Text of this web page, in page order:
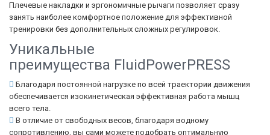
Плечевые накладки и эргономичные рычаги позволяет сразу
занять наиболее комфортное положение для эффективной
тренировки без дополнительных сложных регулировок.
Уникальные
преимущества FluidPowerPRESS
Благодаря постоянной нагрузке по всей траектории движения
обеспечивается изокинетическая эффективная работа мышц
всего тела.
В отличие от свободных весов, благодаря водному
сопротивлению, вы сами можете подобрать оптимальную